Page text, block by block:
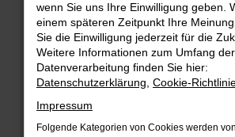
FEHLER: NETWORK
Beim Laden ist ein Fehler
Hier sind ein paar Tipps, die dir
Überprüfe deine Firewall und
Internetverbindung.
Laden andere Webseiten, zum
wenn Sie uns Ihre Einwilligung geben.
einem späteren Zeitpunkt Ihre
Sie die Einwilligung jederzeit für die
Weitere Informationen zum Umfang der
Datenverarbeitung finden Sie hier:
Datenschutzerklärung Cookie-
Impressum
Folgende Kategorien von Cookies werden